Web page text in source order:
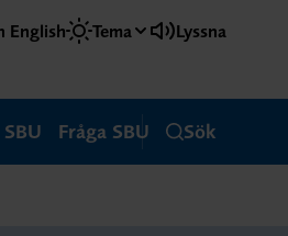
English Tema Lyssna
Fråga SBU Sök